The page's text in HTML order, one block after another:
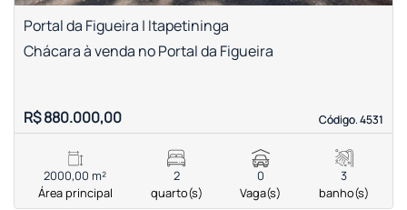
Portal da Figueira | Itapetininga
Código. 4531
Código. 4531
Chácara à venda no Portal da Figueira
R$ 880.000,00
2000,00 m²
Área principal
2
quarto(s)
0
Vaga(s)
3
banho(s)